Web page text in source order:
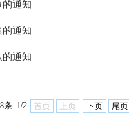
的通知
的通知
的通知
条 1/2 首页 上页 下页 尾页